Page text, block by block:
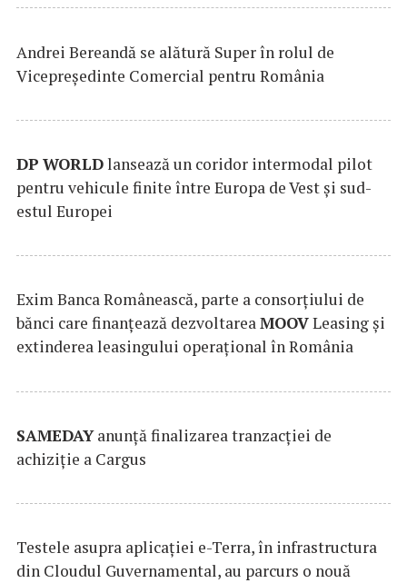
Andrei Bereandă se alătură Super în rolul de
Vicepreședinte Comercial pentru România
DP WORLDlansează un coridor intermodal pilot
pentru vehicule finite între Europa de Vest și sud-
estul Europei
Exim Banca Românească, parte a consorțiului de
bănci care finanțează dezvoltareaMOOVLeasing și
extinderea leasingului operațional în România
SAMEDAYanunță finalizarea tranzacției de
achiziție a Cargus
Testele asupra aplicaţiei e-Terra, în infrastructura
din Cloudul Guvernamental, au parcurs o nouă